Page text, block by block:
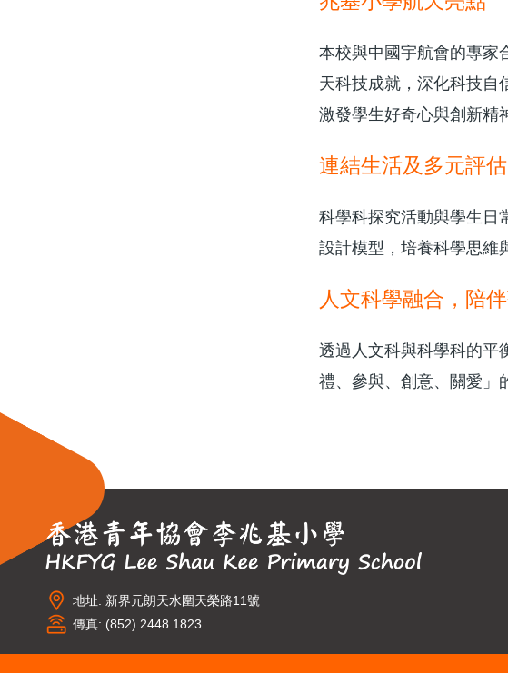
本校與中國宇航會的專
天科技成就，深化科技自
激發學生好奇心與創新精
連結生活及多元評估
科學科探究活動與學生日
設計模型，培養科學思維
人文科學融合，陪
透過人文科與科學科的平
禮、參與、創意、關愛」
地址: 新界元朗天水圍天榮路11號
傳真: (852) 2448 1823